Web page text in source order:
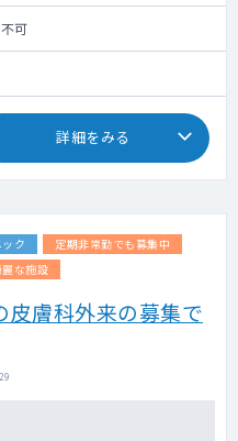
可
詳細をみる
ク
定期非常勤でも募集中
麗な施設
皮膚科外来の募集で